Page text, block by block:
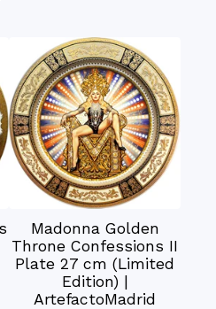
Madonna Golden
Throne Confessions II
Plate 27 cm (Limited
Edition) |
ArtefactoMadrid